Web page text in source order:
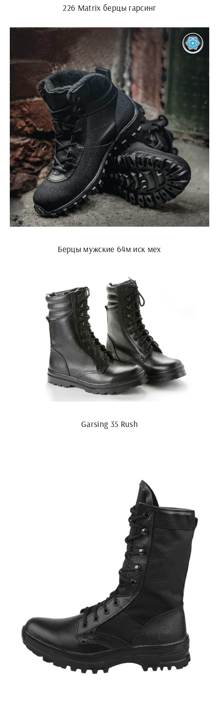
226 Matrix берцы гарсинг
Берцы мужские 64м иск мех
Garsing 35 Rush